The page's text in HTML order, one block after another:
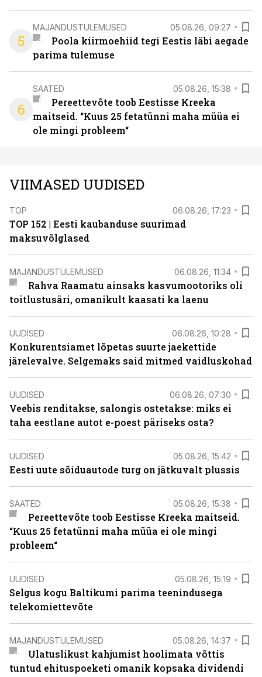
5
MAJANDUSTULEMUSED 05.08.26, 09:27
Poola kiirmoehiid tegi Eestis läbi aegade
parima tulemuse
6
SAATED 05.08.26, 15:38
Pereettevõte toob Eestisse Kreeka
maitseid. “Kuus 25 fetatünni maha müüa ei
ole mingi probleem“
VIIMASED UUDISED
TOP 06.08.26, 17:23
TOP 152 | Eesti kaubanduse suurimad
maksuvõlglased
MAJANDUSTULEMUSED 06.08.26, 11:34
Rahva Raamatu ainsaks kasvumootoriks oli
toitlustusäri, omanikult kaasati ka laenu
UUDISED 06.08.26, 10:28
Konkurentsiamet lõpetas suurte jaekettide
järelevalve. Selgemaks said mitmed vaidluskohad
UUDISED 06.08.26, 07:30
Veebis renditakse, salongis ostetakse: miks ei
taha eestlane autot e-poest päriseks osta?
UUDISED 05.08.26, 15:42
Eesti uute sõiduautode turg on jätkuvalt plussis
SAATED 05.08.26, 15:38
Pereettevõte toob Eestisse Kreeka maitseid.
“Kuus 25 fetatünni maha müüa ei ole mingi
probleem“
UUDISED 05.08.26, 15:19
Selgus kogu Baltikumi parima teenindusega
telekomiettevõte
MAJANDUSTULEMUSED 05.08.26, 14:37
Ulatuslikust kahjumist hoolimata võttis
tuntud ehituspoeketi omanik kopsaka dividendi